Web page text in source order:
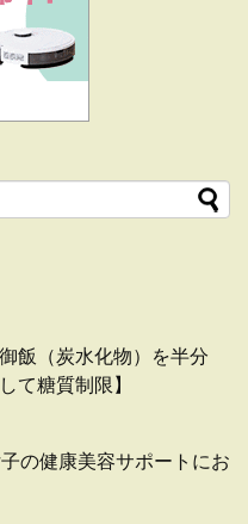
飯（炭水化物）を半分
て糖質制限】
の健康美容サポートにお